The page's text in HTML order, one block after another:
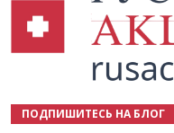
ПОДПИШИТЕСЬ НА БЛОГ